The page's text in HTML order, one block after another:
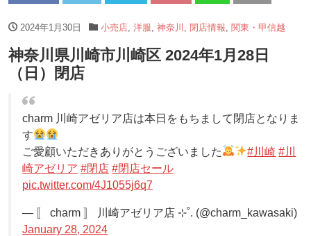
2024年1月30日 小売店, 洋服 神奈川 閉店情報 関東・甲信越
神奈川県川崎市川崎区 2024年1月28日
（日）閉店
charm 川崎アゼリア店は本日をもちまして閉店となりま
す
ご愛顧いただきありがとうございました
#川崎 #川
崎アゼリア #閉店 #閉店セール
pic.twitter.com/4J1055j6q7
— 〚 charm 〛 川崎アゼリア店 ⊹˚. (@charm_kawasaki)
January 28, 2024